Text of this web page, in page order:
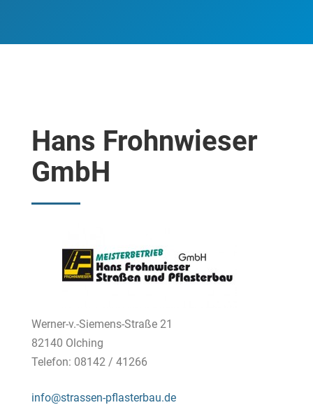
Hans Frohnwieser
GmbH
Werner-v.-Siemens-Straße 21
82140 Olching
Telefon: 08142 / 41266
info@strassen-pflasterbau.de